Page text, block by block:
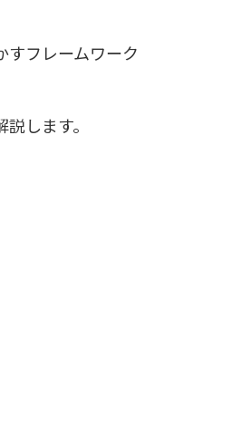
すフレームワーク
します。